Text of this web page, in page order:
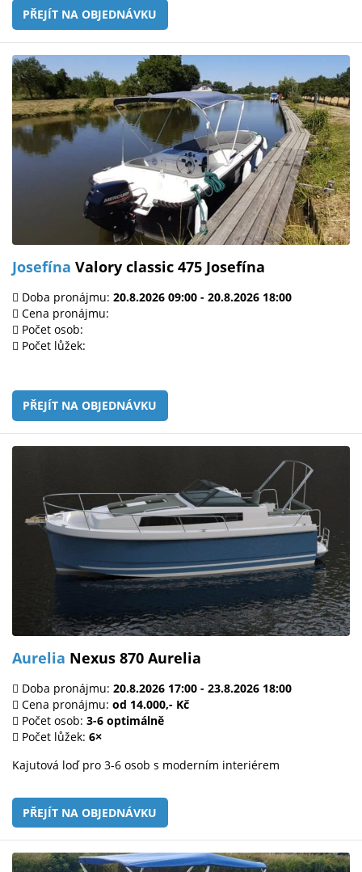
PŘEJÍT NA OBJEDNÁVKU
Josefína Valory classic 475 Josefína
Doba pronájmu: 20.8.2026 09:00 - 20.8.2026 18:00
Cena pronájmu:
Počet osob:
Počet lůžek:
PŘEJÍT NA OBJEDNÁVKU
Aurelia Nexus 870 Aurelia
Doba pronájmu: 20.8.2026 17:00 - 23.8.2026 18:00
Cena pronájmu: od 14.000,- Kč
Počet osob: 3-6 optimálně
Počet lůžek: 6×
Kajutová loď pro 3-6 osob s moderním interiérem
PŘEJÍT NA OBJEDNÁVKU